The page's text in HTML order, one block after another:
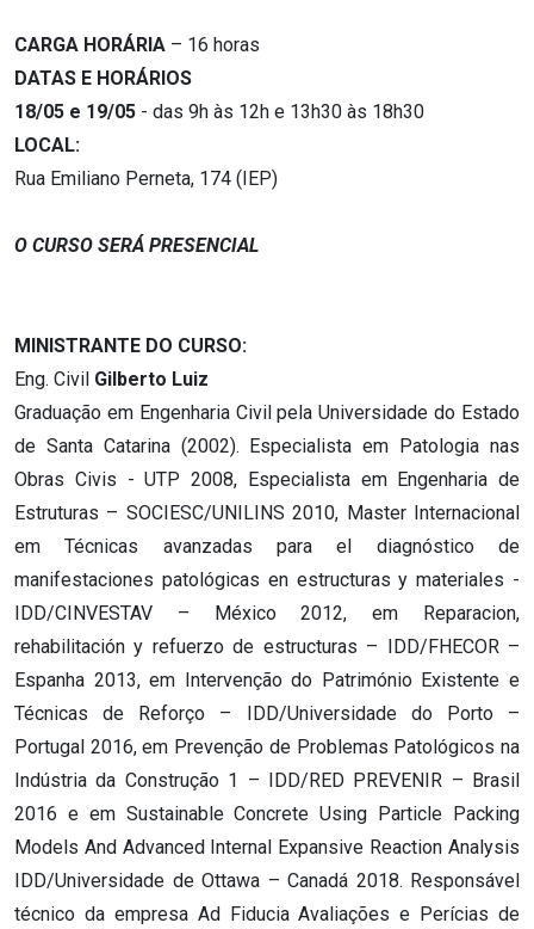
CARGA HORÁRIA – 16 horas
DATAS E HORÁRIOS
18/05 e 19/05 - das 9h às 12h e 13h30 às 18h30
LOCAL:
Rua Emiliano Perneta, 174 (IEP)
O CURSO SERÁ PRESENCIAL
MINISTRANTE DO CURSO:
Eng. Civil Gilberto Luiz
Graduação em Engenharia Civil pela Universidade do Estado
de Santa Catarina (2002). Especialista em Patologia nas
Obras Civis - UTP 2008, Especialista em Engenharia de
Estruturas – SOCIESC/UNILINS 2010, Master Internacional
em Técnicas avanzadas para el diagnóstico de
manifestaciones patológicas en estructuras y materiales -
IDD/CINVESTAV – México 2012, em Reparacion,
rehabilitación y refuerzo de estructuras – IDD/FHECOR –
Espanha 2013, em Intervenção do Património Existente e
Técnicas de Reforço – IDD/Universidade do Porto –
Portugal 2016, em Prevenção de Problemas Patológicos na
Indústria da Construção 1 – IDD/RED PREVENIR – Brasil
2016 e em Sustainable Concrete Using Particle Packing
Models And Advanced Internal Expansive Reaction Analysis
IDD/Universidade de Ottawa – Canadá 2018. Responsável
técnico da empresa Ad Fiducia Avaliações e Perícias de